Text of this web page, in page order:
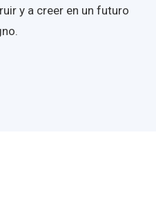
y a creer en un futuro